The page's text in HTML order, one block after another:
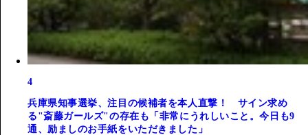
4
兵庫県知事選挙、注目の候補者を本人直撃！ サイン求め
る"斎藤ガールズ"の存在も「非常にうれしいこと。今日も9
通、励ましのお手紙をいただきました」